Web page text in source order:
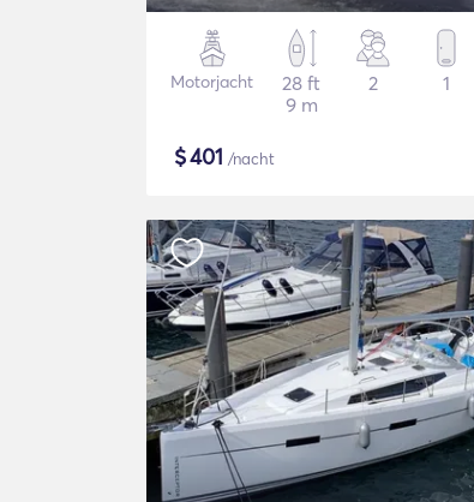
Motorjacht
28 ft
9 m
2 1
$401 /nacht